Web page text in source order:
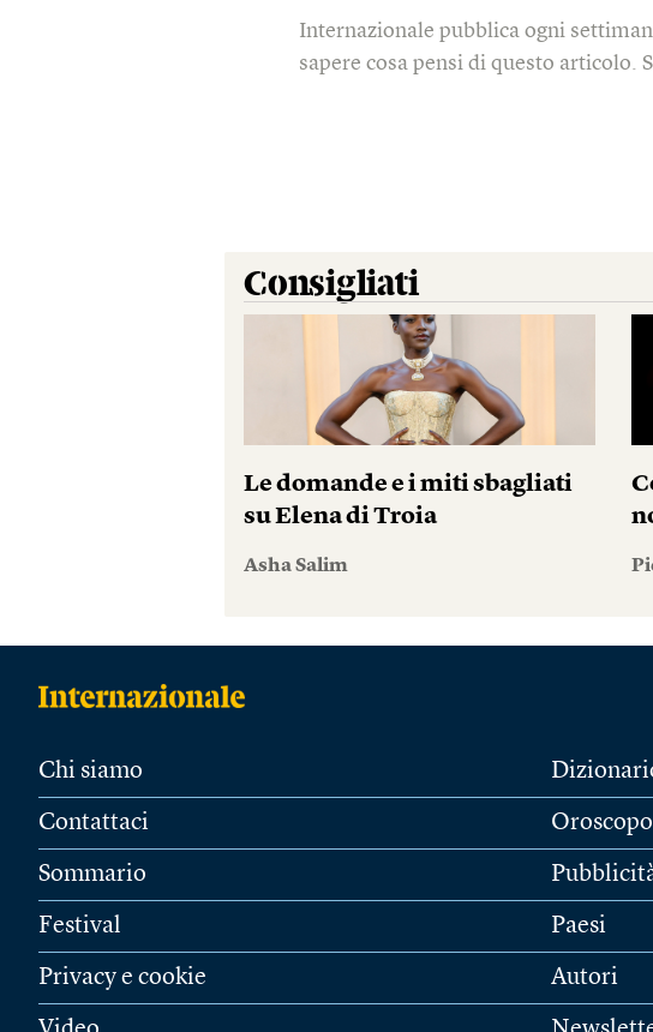
Internazionale pubblica ogni
sapere cosa pensi di questo articolo.
Consigliati
Le domande e i miti sbagliati
su Elena di Troia
Asha Salim
Chi siamo
Contattaci
Sommario
Festival
Privacy e cookie
Oroscopo
Paesi
Autori